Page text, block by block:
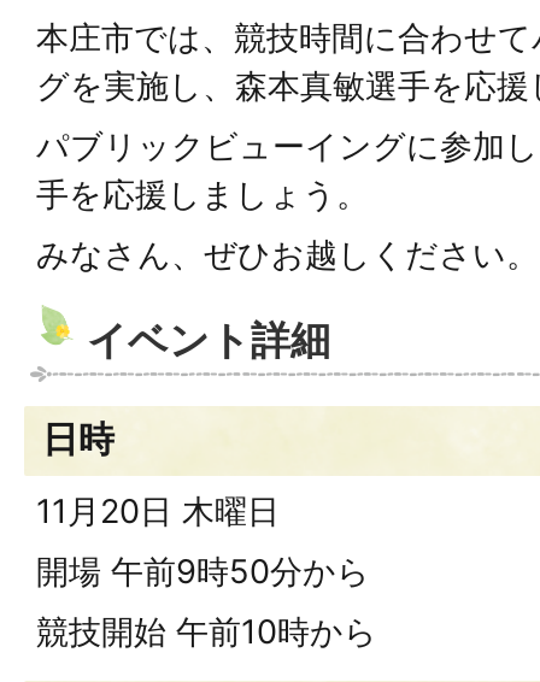
本庄市では、競技時間に合わせ
グを実施し、森本真敏選手を応
パブリックビューイングに参加
手を応援しましょう。
みなさん、ぜひお越しください。
イベント詳細
日時
11月20日 木曜日
開場 午前9時50分から
競技開始 午前10時から